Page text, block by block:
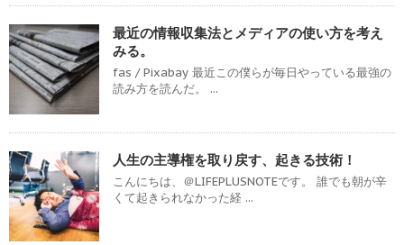
最近の情報収集法とメディアの使い方を考え
みる。
fas / Pixabay 最近この僕らが毎日やっている最強の
読み方を読んだ。 ...
人生の主導権を取り戻す、起きる技術！
こんにちは、＠LIFEPLUSNOTEです。 誰でも朝が辛
くて起きられなかった経 ...